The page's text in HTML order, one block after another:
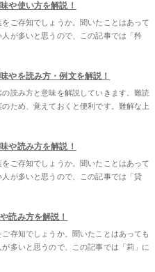
や使い方を解説！
をご存知でしょうか。聞いたことはあって
人が多いと思うので、この記事では「矜
やを読み方・例文を解説！
の読み方と意味を解説していきます。難読
ため、覚えておくと便利です。難解な上
や読み方を解説！
をご存知でしょうか。聞いたことはあって
人が多いと思うので、この記事では「貸
読み方を解説！
ご存知でしょうか。聞いたことはあっても
多いと思うので、この記事では「莉」に